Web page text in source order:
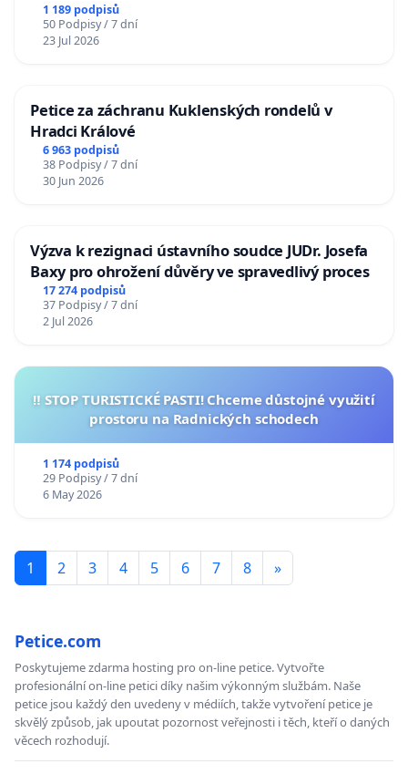
1 189 podpisů
50 Podpisy / 7 dní
23 Jul 2026
Petice za záchranu Kuklenských rondelů v
Hradci Králové
6 963 podpisů
38 Podpisy / 7 dní
30 Jun 2026
Výzva k rezignaci ústavního soudce JUDr. Josefa
Baxy pro ohrožení důvěry ve spravedlivý proces
17 274 podpisů
37 Podpisy / 7 dní
2 Jul 2026
‼️ STOP TURISTICKÉ PASTI! Chceme důstojné využití
prostoru na Radnických schodech
1 174 podpisů
29 Podpisy / 7 dní
6 May 2026
1 2 3 4 5 6 7 8 »
Petice.com
Poskytujeme zdarma hosting pro on-line petice. Vytvořte
profesionální on-line petici díky našim výkonným službám. Naše
petice jsou každý den uvedeny v médiích, takže vytvoření petice je
skvělý způsob, jak upoutat pozornost veřejnosti i těch, kteří o daných
věcech rozhodují.